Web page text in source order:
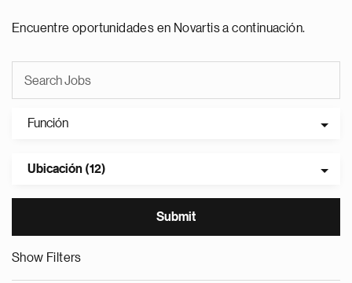
Encuentre oportunidades en Novartis a continuación.
Función
Ubicación (12)
Show Filters